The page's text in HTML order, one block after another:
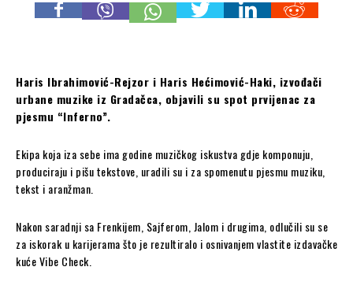
Haris Ibrahimović-Rejzor i Haris Hećimović-Haki, izvođači
urbane muzike iz Gradačca, objavili su spot prvijenac za
pjesmu “Inferno”.
Ekipa koja iza sebe ima godine muzičkog iskustva gdje komponuju,
produciraju i pišu tekstove, uradili su i za spomenutu pjesmu muziku,
tekst i aranžman.
Nakon saradnji sa Frenkijem, Sajferom, Jalom i drugima, odlučili su se
za iskorak u karijerama što je rezultiralo i osnivanjem vlastite izdavačke
kuće Vibe Check.